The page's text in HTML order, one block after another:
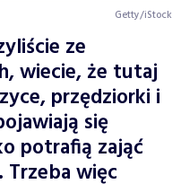
Getty/iStock
ze
wiecie, że tutaj
przędziorki i
się
potrafią zająć
więc